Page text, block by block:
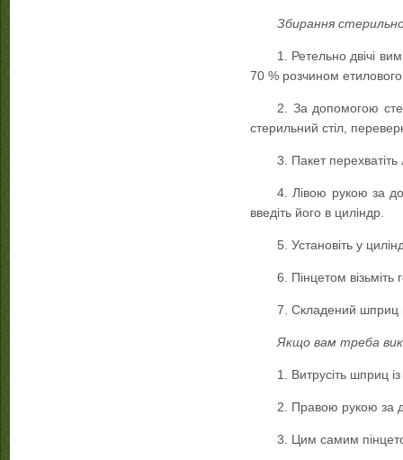
Збирання
1. Ретельно двічі
70 % розчином
2. За допомогою
стерильний стіл,
3. Пакет
4. Лівою рукою за
введіть його в циліндр.
5. Установіть у
6. Пінцетом візьміть
7. Складений шприц
Якщо вам треба
1. Витрусіть шприц
2. Правою рукою за
3. Цим самим